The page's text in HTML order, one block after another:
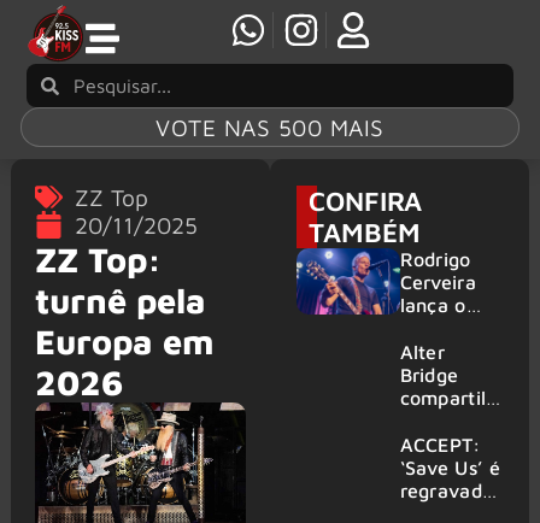
VOTE NAS 500 MAIS
ZZ Top
20/11/2025
ZZ Top:
turnê pela
Europa em
2026
CONFIRA
TAMBÉM
Rodrigo
Cerveira
lança o
Searcher”
Alter
Bridge
compartilh
vivo de
“Fortress”
gravada
ACCEPT:
‘Save Us’ é
regravada